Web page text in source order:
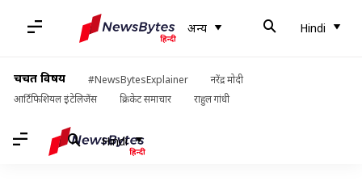
अन्य Hindi
चर्चित विषय #NewsBytesExplainer
नरेंद्र मोदी
आर्टिफिशियल इंटेलिजेंस
क्रिकेट समाचार राहुल गांधी
Hindi